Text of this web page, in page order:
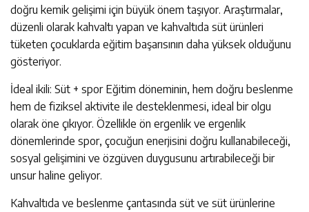
doğru kemik gelişimi için büyük önem taşıyor. Araştırmalar,
düzenli olarak kahvaltı yapan ve kahvaltıda süt ürünleri
tüketen çocuklarda eğitim başarısının daha yüksek olduğunu
gösteriyor.
İdeal ikili: Süt + spor Eğitim döneminin, hem doğru beslenme
hem de fiziksel aktivite ile desteklenmesi, ideal bir olgu
olarak öne çıkıyor. Özellikle ön ergenlik ve ergenlik
dönemlerinde spor, çocuğun enerjisini doğru kullanabileceği,
sosyal gelişimini ve özgüven duygusunu artırabileceği bir
unsur haline geliyor.
Kahvaltıda ve beslenme çantasında süt ve süt ürünlerine